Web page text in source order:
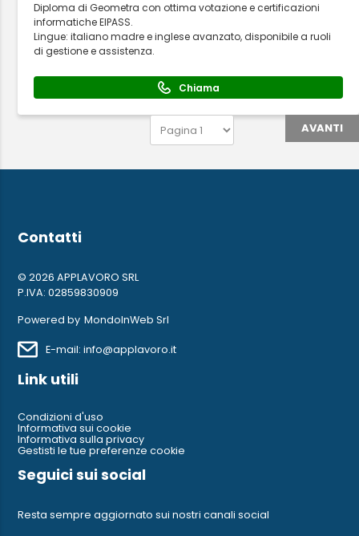
Diploma di Geometra con ottima votazione e certificazioni
informatiche EIPASS.
Lingue: italiano madre e inglese avanzato, disponibile a ruoli
di gestione e assistenza.
Chiama
AVANTI
Contatti
© 2026 APPLAVORO SRL
P.IVA: 02859830909
Powered by MondoInWeb Srl
E-mail: info@applavoro.it
Link utili
Condizioni d'uso
Informativa sui cookie
Informativa sulla privacy
Gestisti le tue preferenze cookie
Seguici sui social
Resta sempre aggiornato sui nostri canali social